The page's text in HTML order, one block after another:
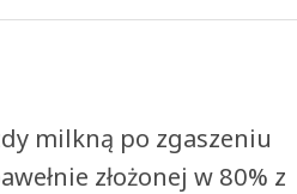
milkną po zgaszeniu
złożonej w 80% z